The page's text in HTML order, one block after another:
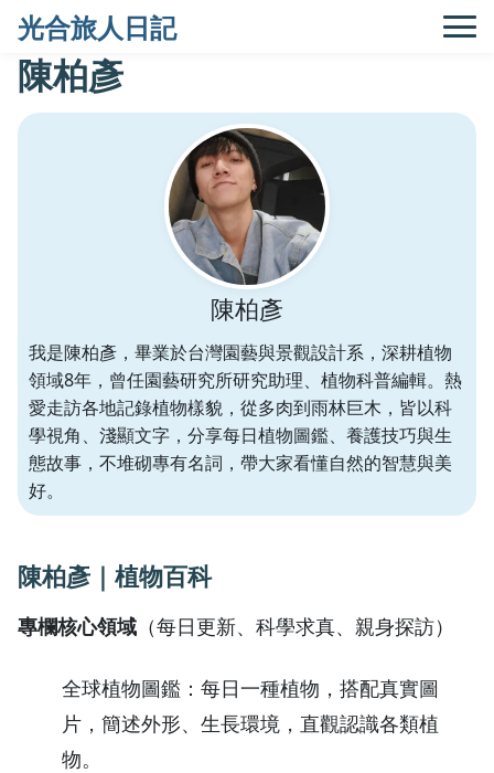
光合旅人日記
陳柏彥
陳柏彥
我是陳柏彥，畢業於台灣園藝與景觀設計系，深耕植物
領域8年，曾任園藝研究所研究助理、植物科普編輯。熱
愛走訪各地記錄植物樣貌，從多肉到雨林巨木，皆以科
學視角、淺顯文字，分享每日植物圖鑑、養護技巧與生
態故事，不堆砌專有名詞，帶大家看懂自然的智慧與美
好。
陳柏彥｜植物百科
專欄核心領域 （每日更新、科學求真、親身探訪）
全球植物圖鑑：每日一種植物，搭配真實圖
片，簡述外形、生長環境，直觀認識各類植
物。